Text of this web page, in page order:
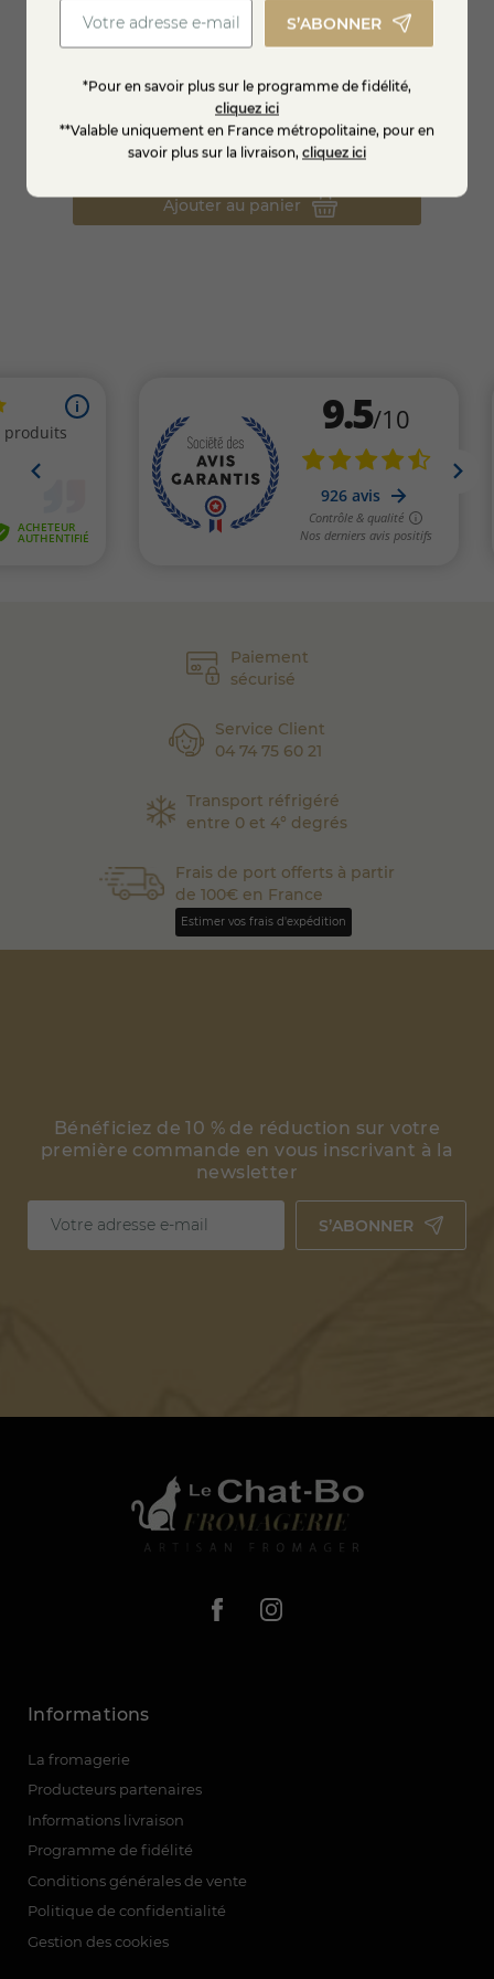
Marinade de légumes au Bleu de Gex BIO
6,95 €
Ajouter au panier
Paiement
sécurisé
Service Client
04 74 75 60 21
Transport réfrigéré
entre 0 et 4° degrés
Frais de port offerts à partir
de 100€ en France
Estimer vos frais d'expédition
Bénéficiez de 10 % de réduction sur votre
première commande en vous inscrivant à la
newsletter
S’ABONNER
Informations
La fromagerie
Producteurs partenaires
Informations livraison
Programme de fidélité
Conditions générales de vente
Politique de confidentialité
Gestion des cookies
S’ABONNER
*Pour en savoir plus sur le programme de fidélité,
cliquez ici
**Valable uniquement en France métropolitaine, pour en
savoir plus sur la livraison, cliquez ici